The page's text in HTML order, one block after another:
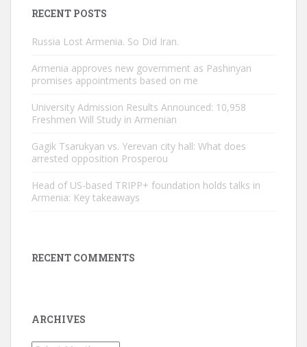
RECENT POSTS
Russia Lost Armenia. So Did Iran.
Armenia approves new government as Pashinyan
promises appointments based on me
University Admission Results Announced: 10,958
Freshmen Will Study in Armenian
Gagik Tsarukyan vs. Yerevan city hall: What does
arrested opposition Prosperou
Head of US-based TRIPP+ foundation holds talks in
Armenia: Key takeaways
RECENT COMMENTS
ARCHIVES